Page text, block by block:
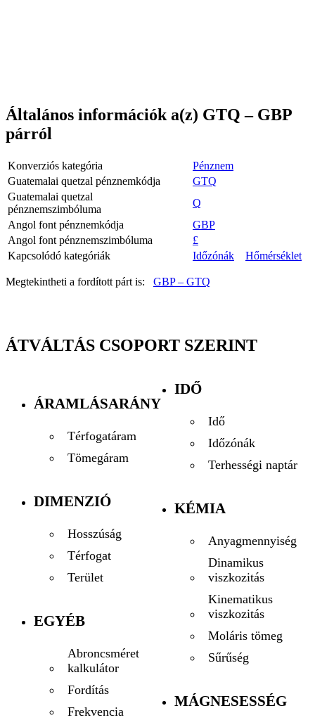
Általános információk a(z) GTQ – GBP
párról
Konverziós kategória
Pénznem
Guatemalai quetzal pénznemkódja
GTQ
Guatemalai quetzal
pénznemszimbóluma
Q
Angol font pénznemkódja
GBP
Angol font pénznemszimbóluma
£
Kapcsolódó kategóriák
Időzónák Hőmérséklet
Megtekintheti a fordított párt is: GBP – GTQ
ÁTVÁLTÁS CSOPORT SZERINT
ÁRAMLÁSARÁNY
Térfogatáram
Tömegáram
DIMENZIÓ
Hosszúság
Térfogat
Terület
EGYÉB
Abroncsméret
kalkulátor
Fordítás
Frekvencia
IDŐ
Idő
Időzónák
Terhességi naptár
KÉMIA
Anyagmennyiség
Dinamikus
viszkozitás
Kinematikus
viszkozitás
Moláris tömeg
Sűrűség
MÁGNESESSÉG